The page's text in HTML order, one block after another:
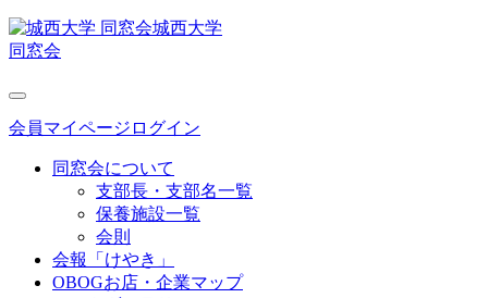
城西大学
同窓会
会員マイページログイン
同窓会について
支部長・支部名一覧
保養施設一覧
会則
会報「けやき」
OBOGお店・企業マップ